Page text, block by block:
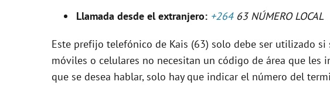
i
d
Llamada desde el extranjero: +26463 NÚMERO LOCAL
Este prefijo telefónico de Kais (63) solo debe ser utilizado
móviles o celulares no necesitan un código de área que
que se desea hablar, solo hay que indicar el número del